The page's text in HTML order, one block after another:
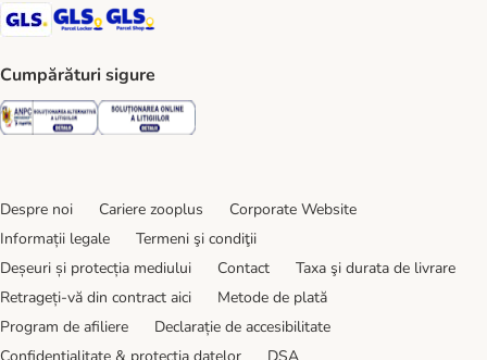
GLS Shipping Method
GLS Locker Shipping Method
Cumpărături sigure
Security Security
Despre noi Cariere zooplus
Corporate Website
Informații legale
Termeni şi condiţii
Deșeuri și protecția mediului
Contact
Taxa şi durata de livrare
Retrageți-vă din contract aici
Metode de plată
Program de afiliere
Declarație de accesibilitate